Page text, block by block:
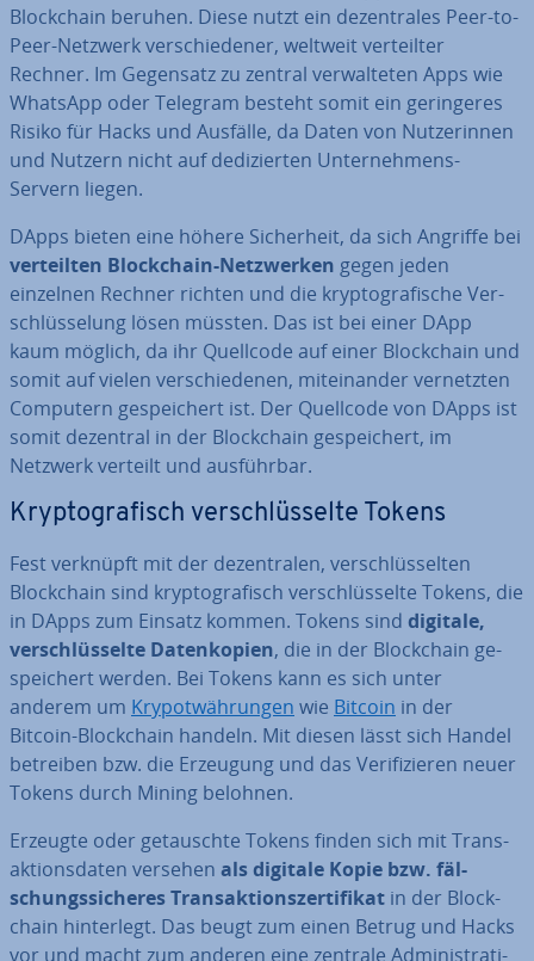
Block­chain beruhen. Diese nutzt ein de­zen­tra­les Peer-to-
Peer-Netzwerk ver­schie­de­ner, weltweit ver­teil­ter
Rechner. Im Gegensatz zu zentral ver­wal­te­ten Apps wie
WhatsApp oder Telegram besteht somit ein ge­rin­ge­res
Risiko für Hacks und Ausfälle, da Daten von Nut­ze­rin­nen
und Nutzern nicht auf de­di­zier­ten Un­ter­neh­mens-
Servern liegen.
DApps bieten eine höhere Si­cher­heit, da sich Angriffe bei
ver­teil­ten Block­chain-Netz­wer­ken gegen jeden
einzelnen Rechner richten und die kryp­to­gra­fi­sche Ver­
schlüs­se­lung lösen müssten. Das ist bei einer DApp
kaum möglich, da ihr Quellcode auf einer Block­chain und
somit auf vielen ver­schie­de­nen, mit­ein­an­der ver­netz­ten
Computern ge­spei­chert ist. Der Quellcode von DApps ist
somit dezentral in der Block­chain ge­spei­chert, im
Netzwerk verteilt und aus­führ­bar.
Kryp­to­gra­fisch ver­schlüs­sel­te Tokens
Fest verknüpft mit der de­zen­tra­len, ver­schlüs­sel­ten
Block­chain sind kryp­to­gra­fisch ver­schlüs­sel­te Tokens, die
in DApps zum Einsatz kommen. Tokens sind digitale,
ver­schlüs­sel­te Da­ten­ko­pien, die in der Block­chain ge­
spei­chert werden. Bei Tokens kann es sich unter
anderem um Kry­po­t­wäh­run­gen wie Bitcoin in der
Bitcoin-Block­chain handeln. Mit diesen lässt sich Handel
betreiben bzw. die Erzeugung und das Ve­ri­fi­zie­ren neuer
Tokens durch Mining belohnen.
Erzeugte oder ge­tausch­te Tokens finden sich mit Trans­
ak­ti­ons­da­ten versehen als digitale Kopie bzw. fäl­
schungs­si­che­res Trans­ak­ti­ons­zer­ti­fi­kat in der Block­
chain hin­ter­legt. Das beugt zum einen Betrug und Hacks
vor und macht zum anderen eine zentrale Ad­mi­nis­tra­ti­